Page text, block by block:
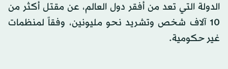
الدولة التي تعد من أفقر دول العالم، عن مقتل أكثر من
10 آلاف شخص وتشريد نحو مليونين، وفقاً لمنظمات
غير حكومية.